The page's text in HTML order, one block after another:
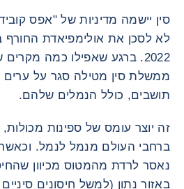
סין יישמה מדיניות של "אפס
לא לסכן את אולימפיאדת החורף
ממשלת סין מטילה סגר על ערים
תושבים, כולל הנמלים שלהם.
זה יוצר עומס של ספינות
ברחבי העולם מנמל לנמל.
נאסר לרדת מהמטוס מכיוון
באזור נתון (למשל חיסונים